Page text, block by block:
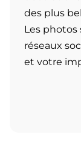
des plus
Les photos
réseaux
et votre